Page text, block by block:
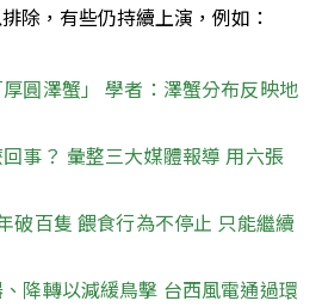
除，有些仍持續上演，例如：
圓澤蟹」 學者：澤蟹分布反映地
回事？ 彙整三大媒體報導 用六張
破百隻 餵食行為不停止 只能繼續
降轉以減緩鳥擊 台西風電通過環